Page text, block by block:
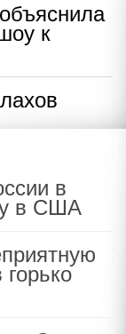
к
в
в США